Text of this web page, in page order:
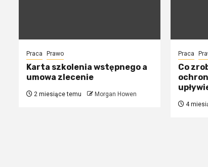
Praca Prawo
Karta szkolenia wstępnego a
umowa zlecenie
2 miesiące temu Morgan Howen
Praca
Co
4